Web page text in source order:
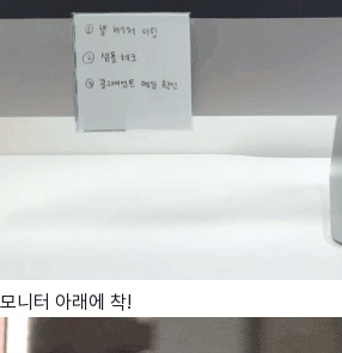
모니터 아래에 착!